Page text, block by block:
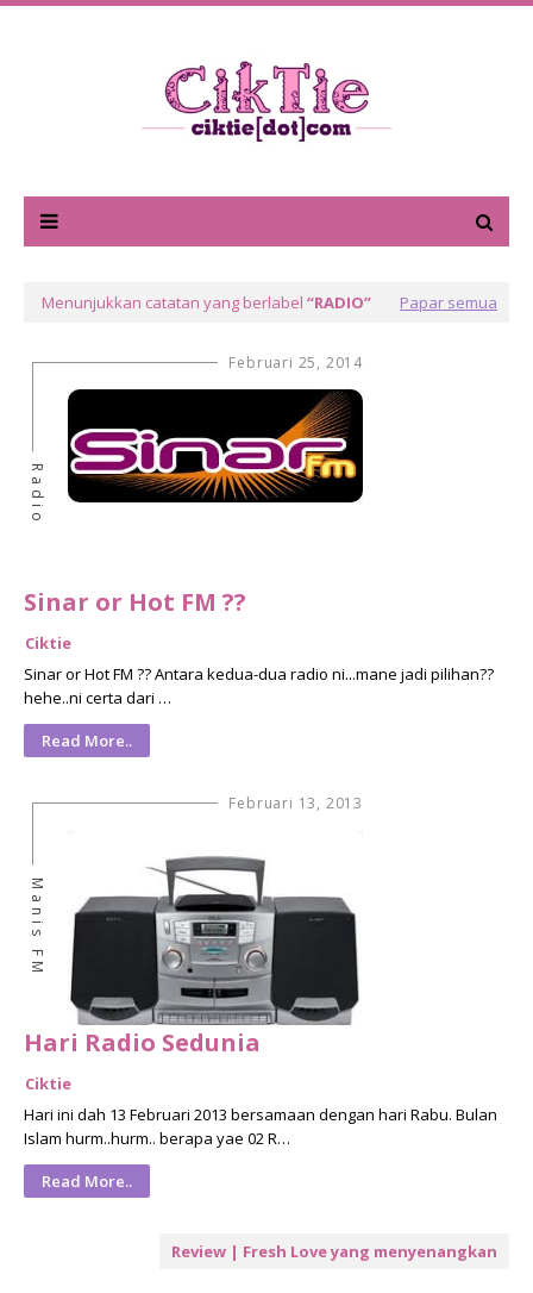
Menunjukkan catatan yang berlabel RADIO Papar semua
Februari 25, 2014
Radio
Sinar or Hot FM ??
Ciktie
Sinar or Hot FM ?? Antara kedua-dua radio ni...mane jadi pilihan??
hehe..ni certa dari …
Read More..
Februari 13, 2013
Manis FM
Hari Radio Sedunia
Ciktie
Hari ini dah 13 Februari 2013 bersamaan dengan hari Rabu. Bulan
Islam hurm..hurm.. berapa yae 02 R…
Read More..
Review | Fresh Love yang menyenangkan